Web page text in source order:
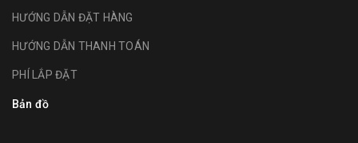
HƯỚNG DẪN ĐẶT HÀNG
HƯỚNG DẪN THANH TOÁN
PHÍ LẮP ĐẶT
Bản đồ